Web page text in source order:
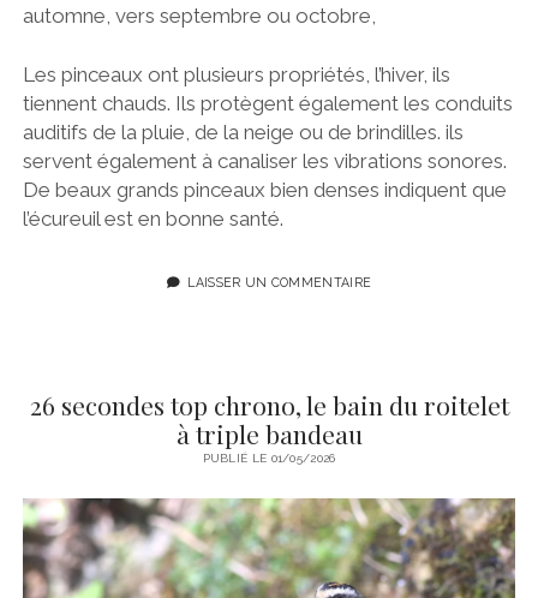
automne, vers septembre ou octobre,
Les pinceaux ont plusieurs propriétés, l’hiver, ils
tiennent chauds. Ils protègent également les conduits
auditifs de la pluie, de la neige ou de brindilles. ils
servent également à canaliser les vibrations sonores.
De beaux grands pinceaux bien denses indiquent que
l’écureuil est en bonne santé.
LAISSER UN COMMENTAIRE
26 secondes top chrono, le bain du roitelet
à triple bandeau
PUBLIÉ LE 01/05/2026